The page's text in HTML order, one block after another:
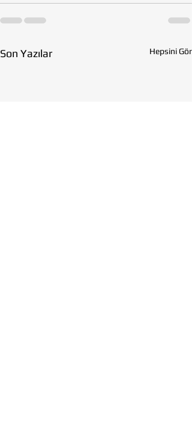
Son Yazılar Hepsini Gör